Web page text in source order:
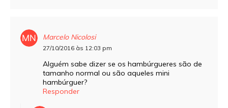
Marcelo Nicolosi
27/10/2016 às 12:03 pm
Alguém sabe dizer se os hambúrgueres são de
tamanho normal ou são aqueles mini
hambúrguer?
Responder